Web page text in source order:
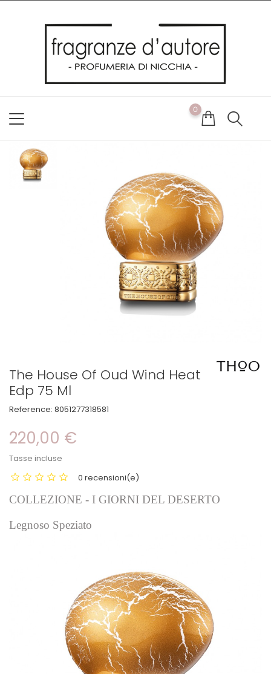
Utilizziamo i cookie per offrirti la migliore esperienza possibile
sul nostro sito web. Cliccando su OK, acconsenti alla nostra
politica sui cookie. Se desideri modificare le tue preferenze sui
cookie, puoi farlo
0
The House Of Oud Wind Heat
Edp 75 Ml
Reference: 8051277318581
220,00 €
Tasse incluse
0 recensioni(e)
COLLEZIONE - I GIORNI DEL DESERTO
Legnoso Speziato